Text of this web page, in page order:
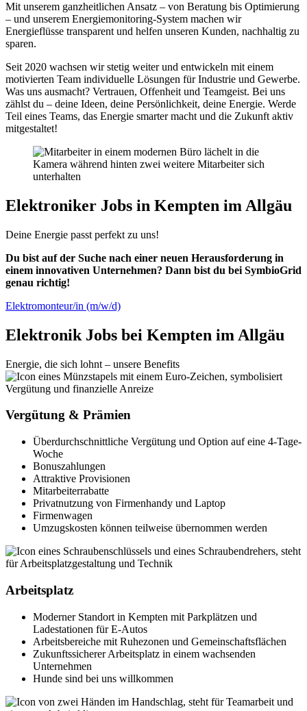
Mit unserem ganzheitlichen Ansatz – von Beratung bis Optimierung
– und unserem Energiemonitoring-System machen wir
Energieflüsse transparent und helfen unseren Kunden, nachhaltig zu
sparen.
Seit 2020 wachsen wir stetig weiter und entwickeln mit einem
motivierten Team individuelle Lösungen für Industrie und Gewerbe.
Was uns ausmacht? Vertrauen, Offenheit und Teamgeist. Bei uns
zählst du – deine Ideen, deine Persönlichkeit, deine Energie. Werde
Teil eines Teams, das Energie smarter macht und die Zukunft aktiv
mitgestaltet!
Elektroniker Jobs in Kempten im Allgäu
Deine Energie passt perfekt zu uns!
Du bist auf der Suche nach einer neuen Herausforderung in
einem innovativen Unternehmen? Dann bist du bei SymbioGrid
genau richtig!
Elektromonteur/in (m/w/d)
Elektronik Jobs bei Kempten im Allgäu
Energie, die sich lohnt – unsere Benefits
Vergütung & Prämien
Überdurchschnittliche Vergütung und Option auf eine 4-Tage-
Woche
Bonuszahlungen
Attraktive Provisionen
Mitarbeiterrabatte
Privatnutzung von Firmenhandy und Laptop
Firmenwagen
Umzugskosten können teilweise übernommen werden
Arbeitsplatz
Moderner Standort in Kempten mit Parkplätzen und
Ladestationen für E-Autos
Arbeitsbereiche mit Ruhezonen und Gemeinschaftsflächen
Zukunftssicherer Arbeitsplatz in einem wachsenden
Unternehmen
Hunde sind bei uns willkommen